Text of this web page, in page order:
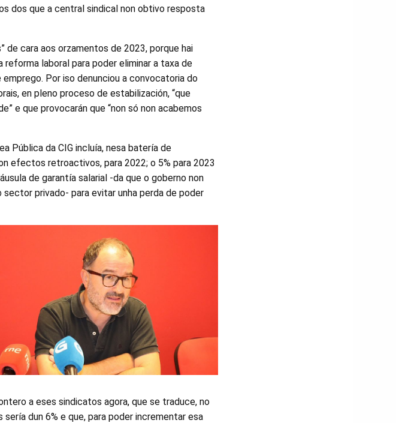
dos que a central sindical non obtivo resposta
de cara aos orzamentos de 2023, porque hai
laboral para poder eliminar a taxa de
Por iso denunciou a convocatoria do
en pleno proceso de estabilización, “que
e que provocarán que “non só non acabemos
Pública da CIG incluía, nesa batería de
efectos retroactivos, para 2022; o 5% para 2023
de garantía salarial -da que o goberno non
privado- para evitar unha perda de poder
a eses sindicatos agora, que se traduce, no
dun 6% e que, para poder incrementar esa